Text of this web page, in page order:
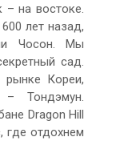
– на востоке.
лет назад,
Чосон. Мы
сад.
Кореи,
Тондэмун.
Dragon Hill
где отдохнем